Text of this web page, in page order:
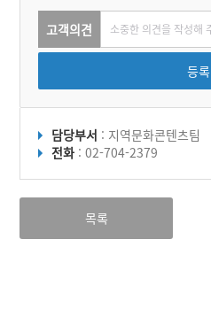
고객의견
등록
담당부서 : 지역문화콘텐츠팀
전화 : 02-704-2379
목록